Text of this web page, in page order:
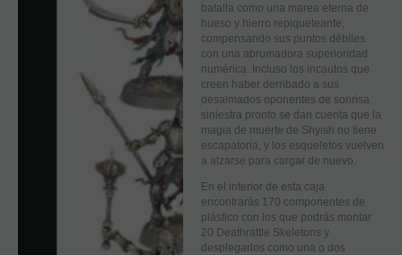
batalla como una marea eterna de
hueso y hierro repiqueteante,
compensando sus puntos débiles
con una abrumadora superioridad
numérica. Incluso los incautos que
creen haber derribado a sus
desalmados oponentes de sonrisa
siniestra pronto se dan cuenta que la
magia de muerte de Shyish no tiene
escapatoria, y los esqueletos vuelven
a alzarse para cargar de nuevo.
En el interior de esta caja
encontrarás 170 componentes de
plástico con los que podrás montar
20 Deathrattle Skeletons y
desplegarlos como una o dos